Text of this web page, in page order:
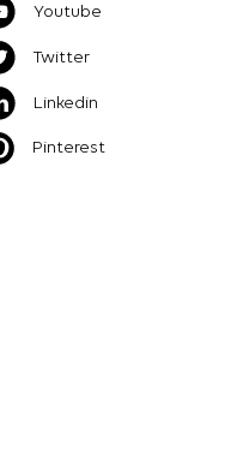
Youtube
Twitter
Linkedin
Pinterest